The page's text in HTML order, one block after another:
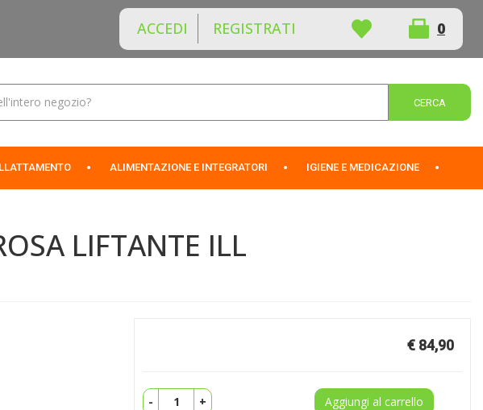
ACCEDI REGISTRATI 0
ARTICOLI
INSERITI
ALIMENTAZIONE E INTEGRATORI IGIENE E MEDICAZIONE
LIFTANTE ILL
€ 84,90
- + Aggiungi al carrello